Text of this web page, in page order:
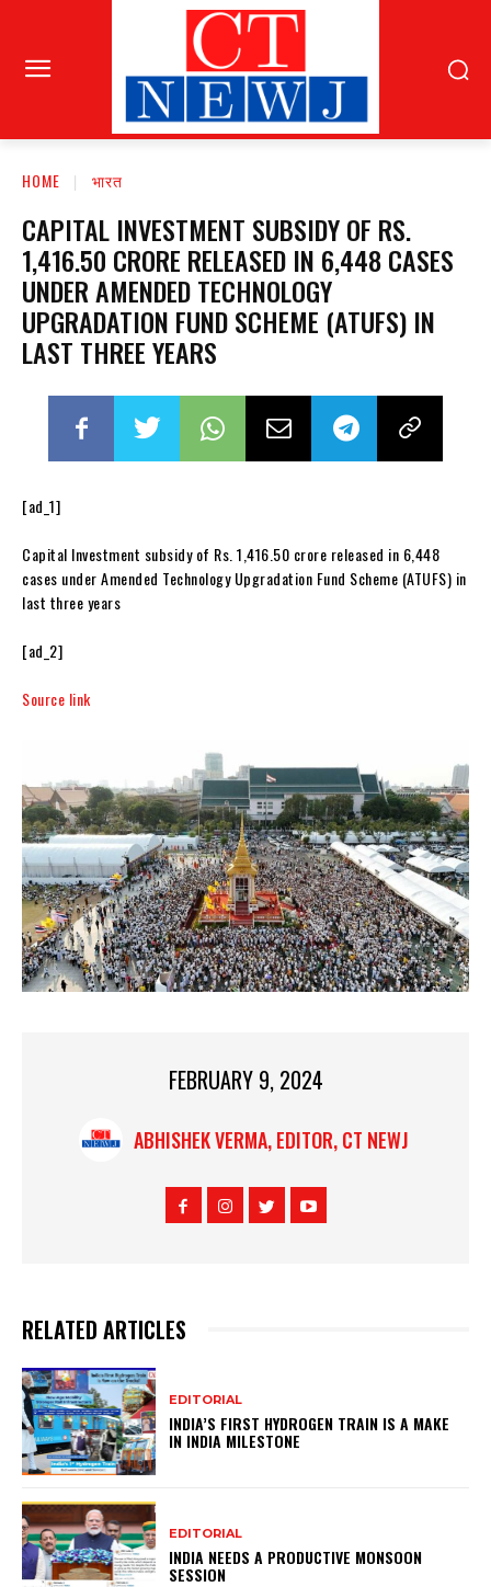
HOME भारत
CAPITAL INVESTMENT SUBSIDY OF RS.
1,416.50 CRORE RELEASED IN 6,448 CASES
UNDER AMENDED TECHNOLOGY
UPGRADATION FUND SCHEME (ATUFS) IN
LAST THREE YEARS
[ad_1]
Capital Investment subsidy of Rs. 1,416.50 crore released in 6,448
cases under Amended Technology Upgradation Fund Scheme (ATUFS) in
last three years
[ad_2]
Source link
FEBRUARY 9, 2024
ABHISHEK VERMA, EDITOR, CT NEWJ
RELATED ARTICLES
EDITORIAL
INDIA’S FIRST HYDROGEN TRAIN IS A MAKE
IN INDIA MILESTONE
EDITORIAL
INDIA NEEDS A PRODUCTIVE MONSOON
SESSION